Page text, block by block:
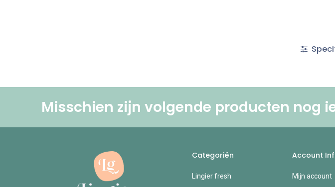
Misschien zijn volgende producten nog
Categoriën
Lingier fresh
Account
Mijn account